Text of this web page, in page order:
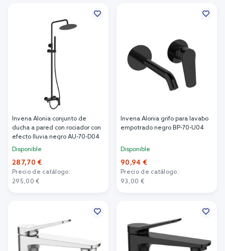
Invena Alonia conjunto de
ducha a pared con rociador con
efecto lluvia negro AU-70-D04
Disponible
287,70 €
Precio de catálogo:
295,00 €
Invena Alonia grifo para lavabo
empotrado negro BP-70-U04
Disponible
90,94 €
Precio de catálogo:
93,00 €